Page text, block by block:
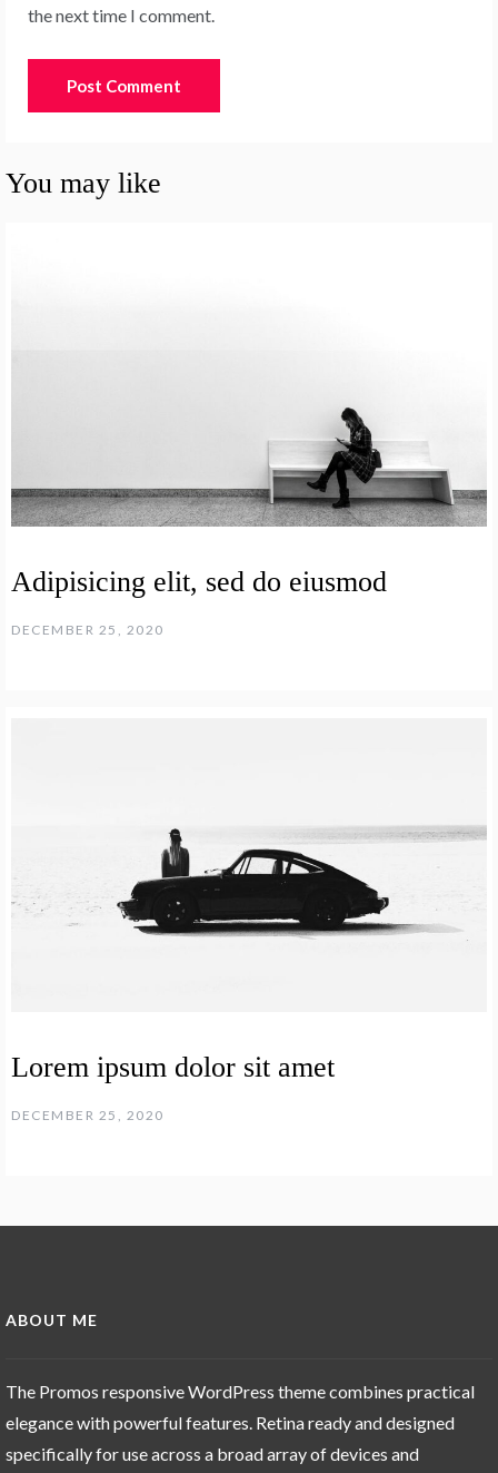
the next time I comment.
You may like
Adipisicing elit, sed do eiusmod
DECEMBER 25, 2020
Lorem ipsum dolor sit amet
DECEMBER 25, 2020
ABOUT ME
The Promos responsive WordPress theme combines practical
elegance with powerful features. Retina ready and designed
specifically for use across a broad array of devices and